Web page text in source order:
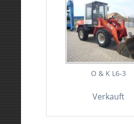
O & K L6-3
Verkauft